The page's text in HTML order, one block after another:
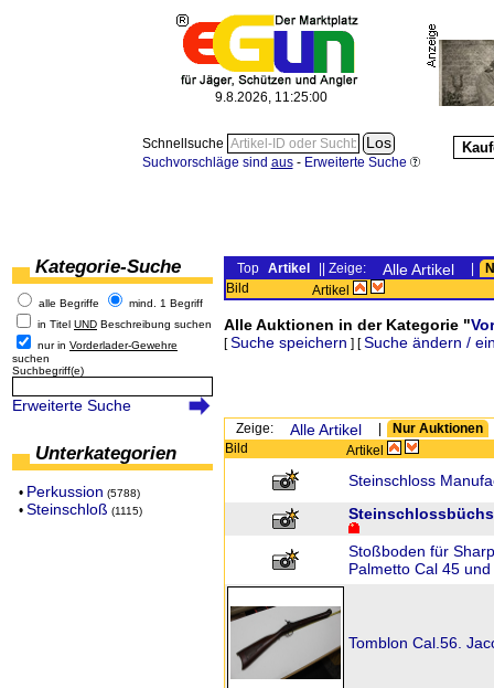
9.8.2026, 11:25:00
Schnellsuche
Suchvorschläge sind aus- Erweiterte Suche
Kategorie-Suche
alle Begriffe
mind. 1 Begriff
in Titel UND Beschreibung suchen
nur in Vorderlader-Gewehre
suchen
Suchbegriff(e)
Erweiterte Suche
Unterkategorien
• Perkussion (5788)
• Steinschloß (1115)
Top Artikel || Zeige: Alle Artikel
Bild
Artikel
Alle Auktionen in der Kategorie "
[Suche speichern ] [Suche ändern /
Zeige: Alle Artikel
Nur Auktionen
Bild
Artikel
Steinschloss
Stoßboden für
Palmetto Cal 45
Tomblon Cal.56.